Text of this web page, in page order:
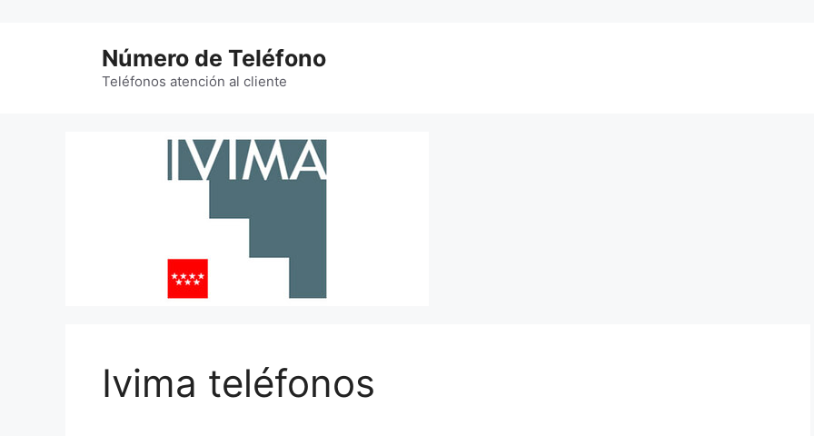
Número de Teléfono
Teléfonos atención al cliente
Ivima teléfonos